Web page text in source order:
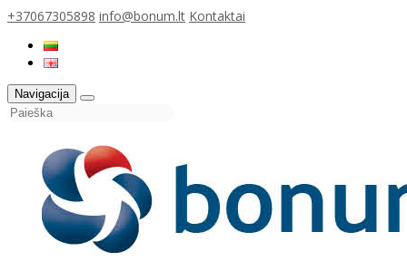
+37067305898 info@bonum.lt Kontaktai
Navigacija